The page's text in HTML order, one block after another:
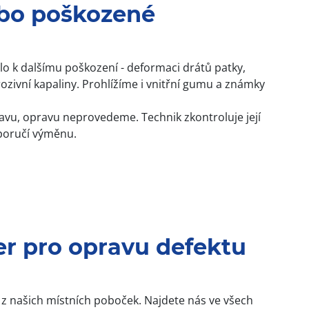
poškozené
k dalšímu poškození - deformaci drátů patky,
kapaliny. Prohlížíme i vnitřní gumu a známky
opravu neprovedeme. Technik zkontroluje její
výměnu.
pro opravu defektu
místních poboček. Najdete nás ve všech